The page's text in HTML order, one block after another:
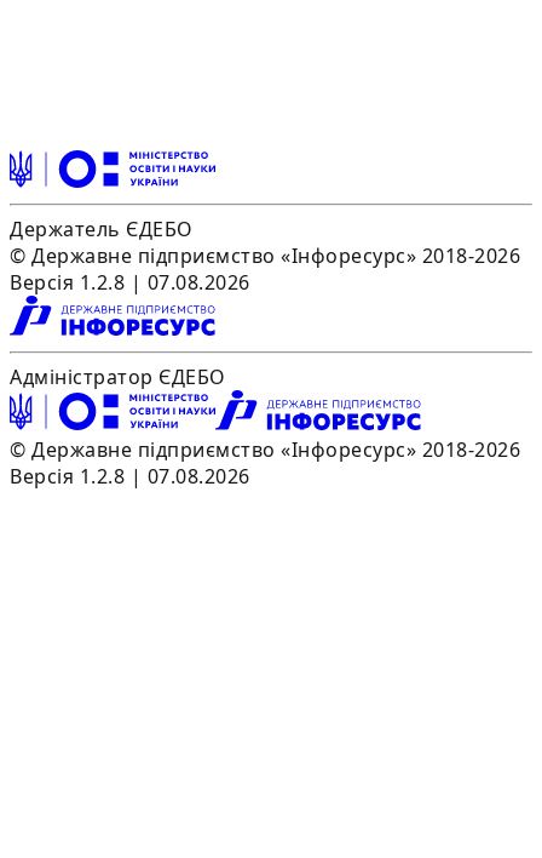
Держатель ЄДЕБО
© Державне підприємство «Інфоресурс» 2018-2026
Версія 1.2.8 | 07.08.2026
Адміністратор ЄДЕБО
© Державне підприємство «Інфоресурс» 2018-2026
Версія 1.2.8 | 07.08.2026